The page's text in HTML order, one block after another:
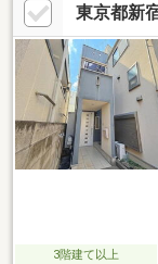
東京都新
3階建て以上